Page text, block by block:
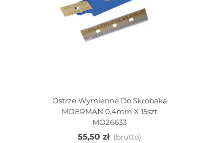
Ostrze Wymienne Do Skrobaka
MOERMAN 0,4mm X 15szt
MO26633
55,50 zł (brutto)